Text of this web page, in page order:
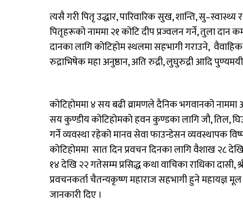
त्यसै गरी पितृ उद्धार, पारिवारिक सुख, शान्ति,
पितृहरूको नाममा २१ कोटि दीप प्रज्वलन गर्ने, तुला
दानका लागि कोटिहोम स्थलमा सहभागी गराउने,
रुद्राभिषेक महा अनुष्ठान, अति रुद्री, लुघुरुद्री आदि
कोटिहोममा ४ सय बढी व्रामणले दैनिक भगवानको
सय कुण्डीय कोटिहोमको हवन कुण्डका लागि जौ, तिल,
गर्ने व्यवस्था रहेको मानव सेवा फाउन्डेसन व्यवस्थापक
कोटिहोममा सात दिन प्रवचन दिनका लागि वैशाख २८
१४ देखि २२ गतेसम्म प्रसिद्ध कथा वाचिका राधिका दासी,
प्रवचनकर्ता चैतन्यकृष्ण महाराज सहभागी हुने
जानकारी दिए ।